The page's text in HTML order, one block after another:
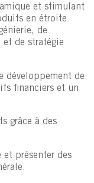
et stimulant
en étroite
de
de stratégie
développement de
financiers et un
grâce à des
et présenter des